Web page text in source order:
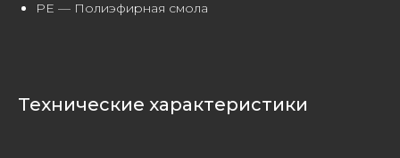
PE — Полиэфирная смола
Технические характеристики